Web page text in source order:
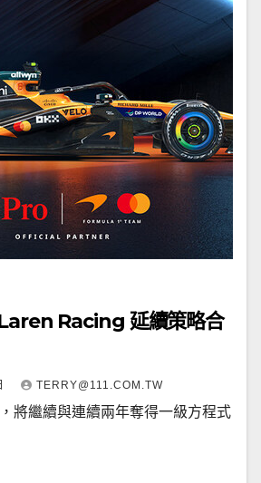
Racing 延續策略合
TERRY@111.COM.TW
將繼續與連續兩年奪得一級方程式